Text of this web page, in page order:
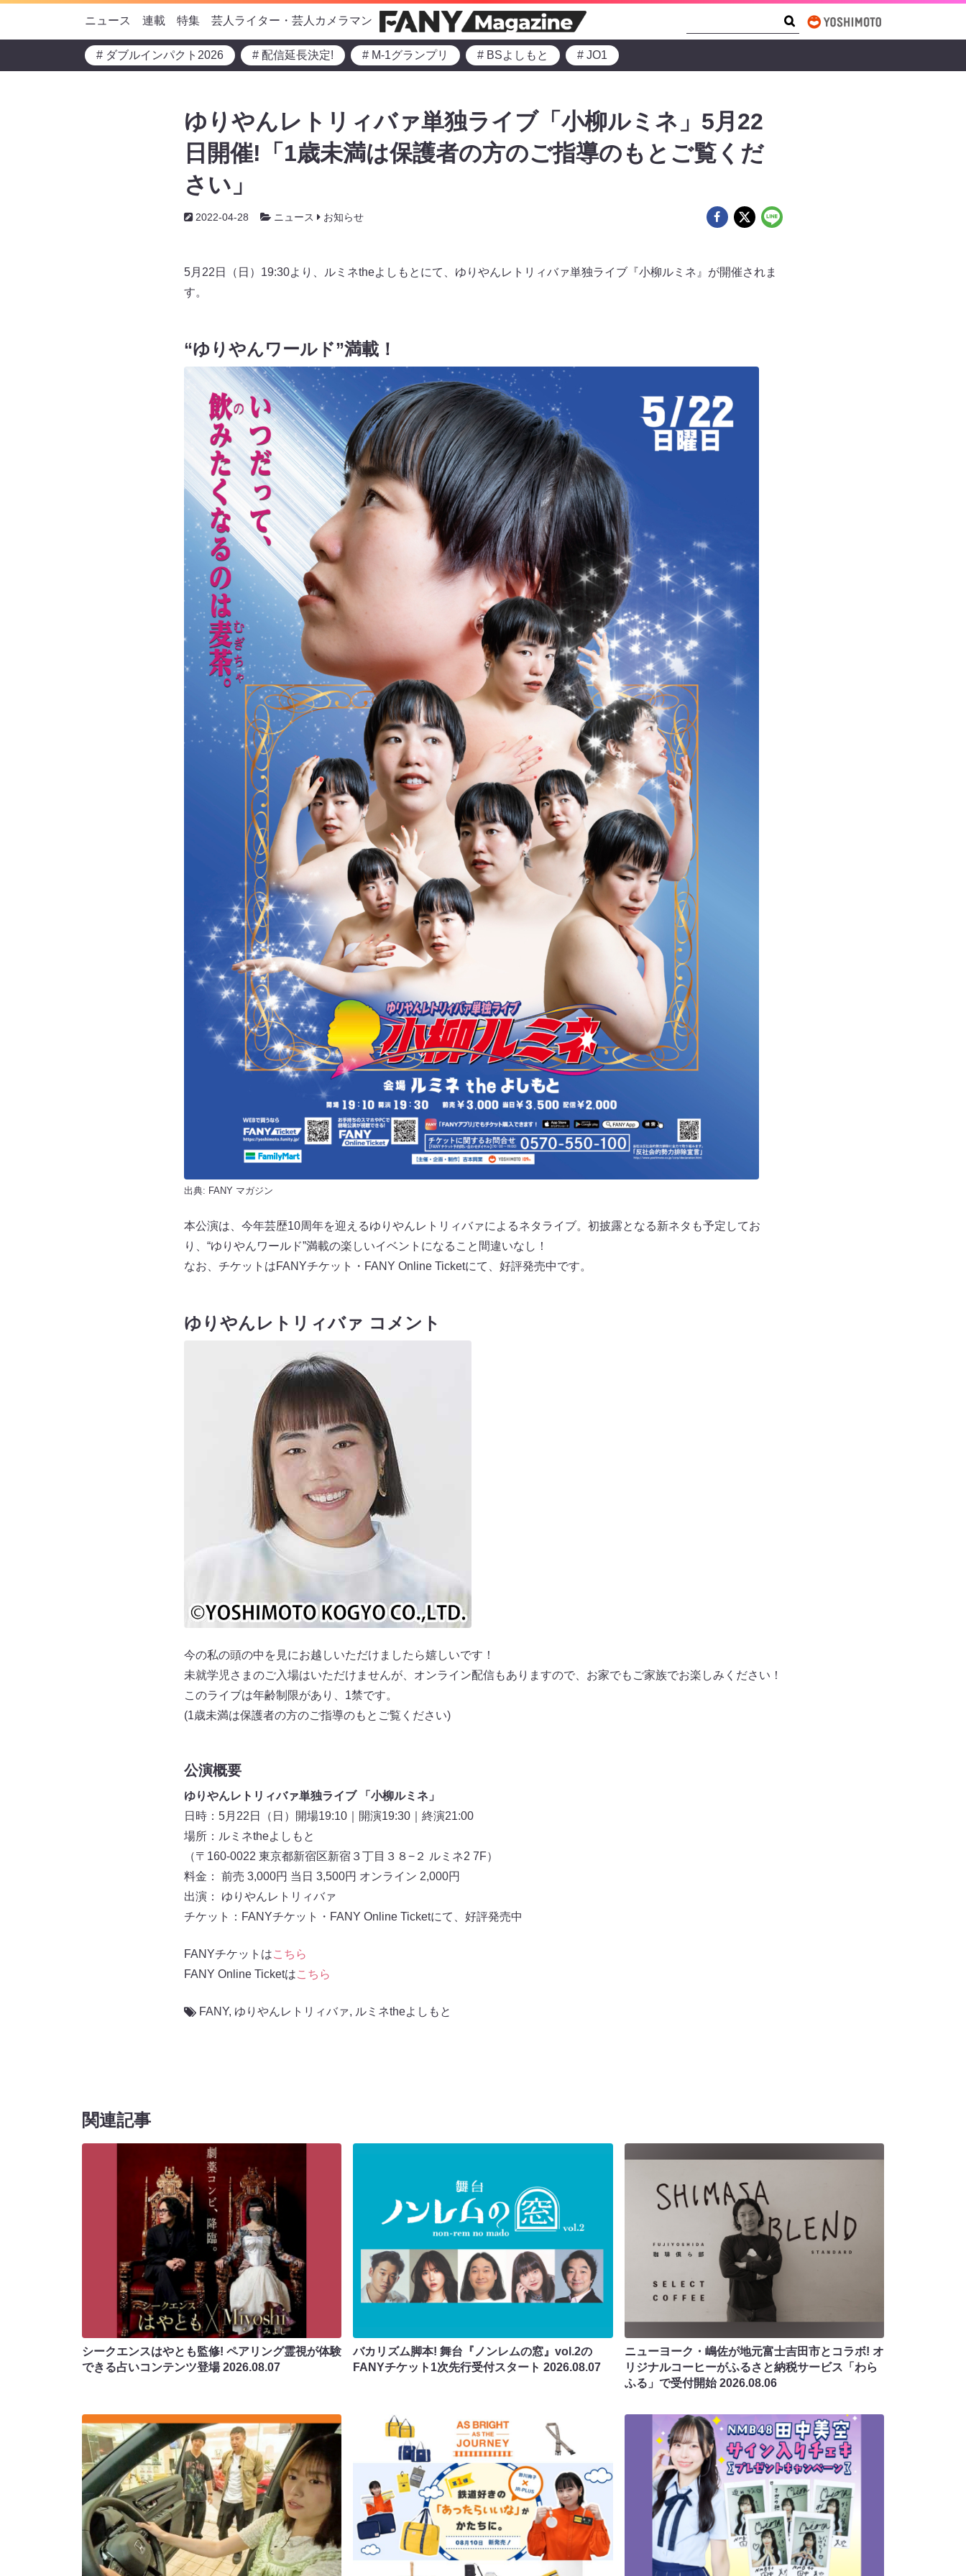
ニュース 連載 特集 芸人ライター・芸人カメラマン
# ダブルインパクト2026 # 配信延長決定! # M-1グランプリ # BSよしもと # JO1
ゆりやんレトリィバァ単独ライブ「小柳ルミネ」5月22
日開催!「1歳未満は保護者の方のご指導のもとご覧くだ
さい」
2022-04-28 ニュース お知らせ
5月22日（日）19:30より、ルミネtheよしもとにて、ゆりやんレトリィバァ単独ライブ『小柳ルミネ』が開催されま
す。
“ゆりやんワールド”満載！
出典: FANY マガジン
本公演は、今年芸歴10周年を迎えるゆりやんレトリィバァによるネタライブ。初披露となる新ネタも予定してお
り、“ゆりやんワールド”満載の楽しいイベントになること間違いなし！
なお、チケットはFANYチケット・FANY Online Ticketにて、好評発売中です。
ゆりやんレトリィバァ コメント
今の私の頭の中を見にお越しいただけましたら嬉しいです！
未就学児さまのご入場はいただけませんが、オンライン配信もありますので、お家でもご家族でお楽しみください！
このライブは年齢制限があり、1禁です。
(1歳未満は保護者の方のご指導のもとご覧ください)
公演概要
ゆりやんレトリィバァ単独ライブ 「小柳ルミネ」
日時：5月22日（日）開場19:10｜開演19:30｜終演21:00
場所：ルミネtheよしもと
（〒160-0022 東京都新宿区新宿３丁目３８−２ ルミネ2 7F）
料金： 前売 3,000円 当日 3,500円 オンライン 2,000円
出演： ゆりやんレトリィバァ
チケット：FANYチケット・FANY Online Ticketにて、好評発売中
FANYチケットはこちら
FANY Online Ticketはこちら
FANY, ゆりやんレトリィバァ, ルミネtheよしもと
関連記事
シークエンスはやとも監修! ペアリング霊視が体験
できる占いコンテンツ登場2026.08.07
バカリズム脚本! 舞台『ノンレムの窓』vol.2の
FANYチケット1次先行受付スタート2026.08.07
ニューヨーク・嶋佐が地元富士吉田市とコラボ! オ
リジナルコーヒーがふるさと納税サービス「わら
ふる」で受付開始2026.08.06